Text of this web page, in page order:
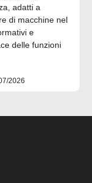
adatti a
di macchine nel
e
delle funzioni
2026